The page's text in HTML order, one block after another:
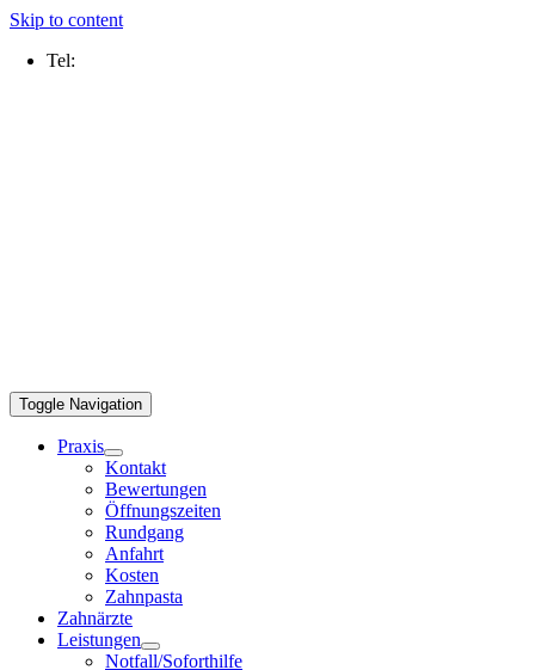
Skip to content
Tel:
Toggle Navigation
Praxis
Kontakt
Bewertungen
Öffnungszeiten
Rundgang
Anfahrt
Kosten
Zahnpasta
Zahnärzte
Leistungen
Notfall/Soforthilfe